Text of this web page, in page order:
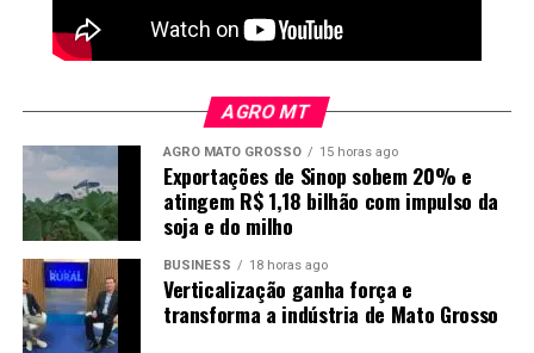
Foto: Mayke Toscano/Secom-MT
Logística pesa na competitividade
Nos subprodutos, a posição dezembro do farelo fechou
tonelada. No óleo, os contratos com vencimento em
dezembro fecharam a 67,88 centavos de dólar, com
ganho de 0,51 centavo ou 0,75%.
O postSoja: veja como ficaram as cotações no
fechamento de hoje
AGRO MT
AGRO MATO GROSSO 15 horas ago
Exportações de Sinop sobem 20% e
atingem R$ 1,18 bilhão com impulso da
soja e do milho
BUSINESS 18 horas ago
Verticalização ganha força e
transforma a indústria de Mato Grosso